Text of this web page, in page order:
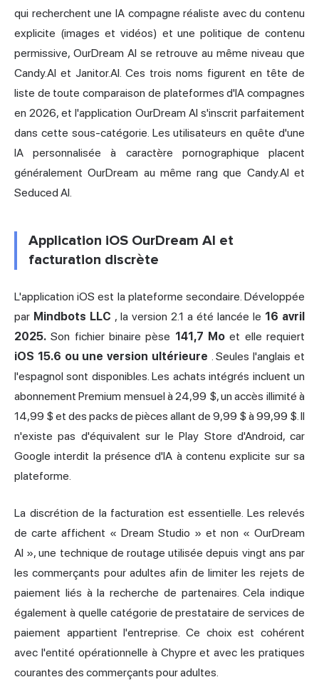
qui recherchent une IA compagne réaliste avec du contenu
explicite (images et vidéos) et une politique de contenu
permissive, OurDream AI se retrouve au même niveau que
Candy.AI et Janitor.AI. Ces trois noms figurent en tête de
liste de toute comparaison de plateformes d'IA compagnes
en 2026, et l'application OurDream AI s'inscrit parfaitement
dans cette sous-catégorie. Les utilisateurs en quête d'une
IA personnalisée à caractère pornographique placent
généralement OurDream au même rang que Candy.AI et
Seduced AI.
Application iOS OurDream AI et
facturation discrète
L'application iOS est la plateforme secondaire. Développée
par Mindbots LLC , la version 2.1 a été lancée le 16 avril
2025. Son fichier binaire pèse 141,7 Mo et elle requiert
iOS 15.6 ou une version ultérieure . Seules l'anglais et
l'espagnol sont disponibles. Les achats intégrés incluent un
abonnement Premium mensuel à 24,99 $, un accès illimité à
14,99 $ et des packs de pièces allant de 9,99 $ à 99,99 $. Il
n'existe pas d'équivalent sur le Play Store d'Android, car
Google interdit la présence d'IA à contenu explicite sur sa
plateforme.
La discrétion de la facturation est essentielle. Les relevés
de carte affichent « Dream Studio » et non « OurDream
AI », une technique de routage utilisée depuis vingt ans par
les commerçants pour adultes afin de limiter les rejets de
paiement liés à la recherche de partenaires. Cela indique
également à quelle catégorie de prestataire de services de
paiement appartient l'entreprise. Ce choix est cohérent
avec l'entité opérationnelle à Chypre et avec les pratiques
courantes des commerçants pour adultes.